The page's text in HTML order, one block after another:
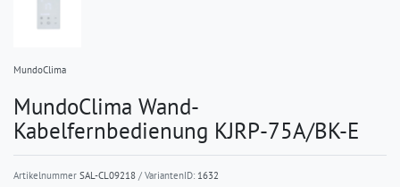
MundoClima
MundoClima Wand-
Kabelfernbedienung KJRP-75A/BK-E
Artikelnummer SAL-CL09218 / VariantenID: 1632